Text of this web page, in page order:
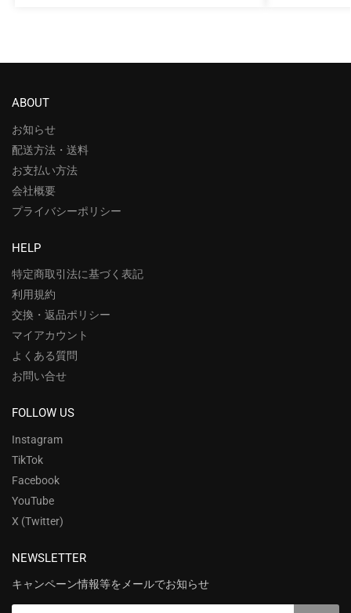
ABOUT
お知らせ
配送方法・送料
お支払い方法
会社概要
プライバシーポリシー
HELP
特定商取引法に基づく表記
利用規約
交換・返品ポリシー
マイアカウント
よくある質問
お問い合せ
FOLLOW US
Instagram
TikTok
Facebook
YouTube
X (Twitter)
NEWSLETTER
キャンペーン情報等をメールでお知らせ